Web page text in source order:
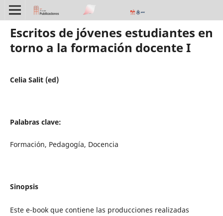
Escritos de jóvenes estudiantes en
torno a la formación docente I
Celia Salit (ed)
Palabras clave:
Formación, Pedagogía, Docencia
Sinopsis
Este e-book que contiene las producciones realizadas